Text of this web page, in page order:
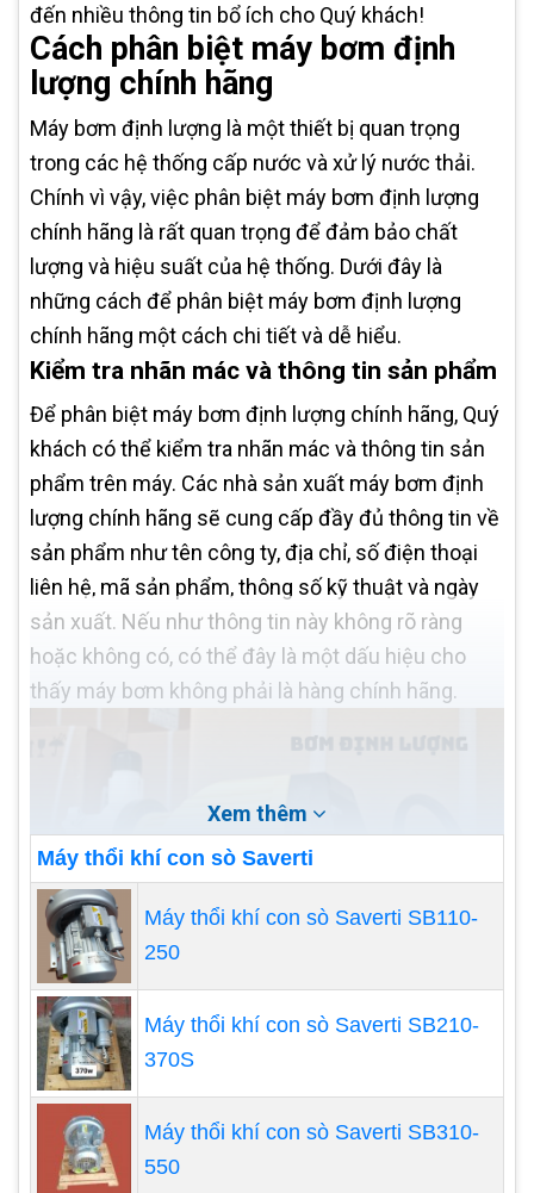
đến nhiều thông tin bổ ích cho Quý khách!
Cách phân biệt máy bơm định
lượng chính hãng
Máy bơm định lượng là một thiết bị quan trọng
trong các hệ thống cấp nước và xử lý nước thải.
Chính vì vậy, việc phân biệt máy bơm định lượng
chính hãng là rất quan trọng để đảm bảo chất
lượng và hiệu suất của hệ thống. Dưới đây là
những cách để phân biệt máy bơm định lượng
chính hãng một cách chi tiết và dễ hiểu.
Kiểm tra nhãn mác và thông tin sản phẩm
Để phân biệt máy bơm định lượng chính hãng, Quý
khách có thể kiểm tra nhãn mác và thông tin sản
phẩm trên máy. Các nhà sản xuất máy bơm định
lượng chính hãng sẽ cung cấp đầy đủ thông tin về
sản phẩm như tên công ty, địa chỉ, số điện thoại
liên hệ, mã sản phẩm, thông số kỹ thuật và ngày
sản xuất. Nếu như thông tin này không rõ ràng
hoặc không có, có thể đây là một dấu hiệu cho
thấy máy bơm không phải là hàng chính hãng.
Kiểm tra chất liệu và thiết kế
Chất liệu và thiết kế của máy bơm định lượng cũng
là một yếu tố quan trọng để phân biệt hàng chính
Xem thêm
Máy thổi khí con sò Saverti
Máy thổi khí con sò Saverti SB110-
250
Máy thổi khí con sò Saverti SB210-
370S
Máy thổi khí con sò Saverti SB310-
550